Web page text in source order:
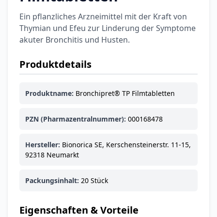
Ein pflanzliches Arzneimittel mit der Kraft von
Thymian und Efeu zur Linderung der Symptome
akuter Bronchitis und Husten.
Produktdetails
Produktname: Bronchipret® TP Filmtabletten
PZN (Pharmazentralnummer): 000168478
Hersteller: Bionorica SE, Kerschensteinerstr. 11-15,
92318 Neumarkt
Packungsinhalt: 20 Stück
Eigenschaften & Vorteile